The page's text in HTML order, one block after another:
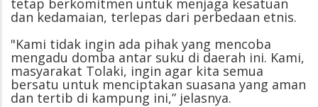
tetap berkomitmen untuk menjaga kesatuan
dan kedamaian, terlepas dari perbedaan etnis.
"Kami tidak ingin ada pihak yang mencoba
mengadu domba antar suku di daerah ini. Kami,
masyarakat Tolaki, ingin agar kita semua
bersatu untuk menciptakan suasana yang aman
dan tertib di kampung ini,” jelasnya.